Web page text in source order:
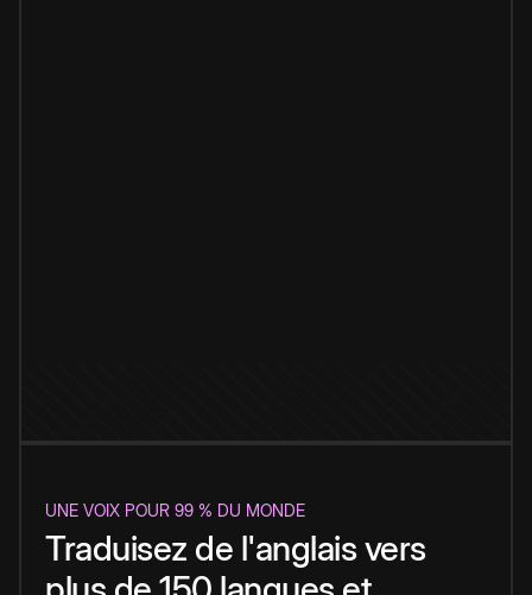
UNE VOIX POUR 99 % DU MONDE
Traduisez de l'anglais vers